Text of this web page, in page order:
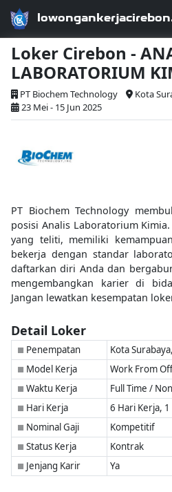
Loker Cirebon -
LABORATORIUM
PT Biochem Technology
Kota
23 Mei - 15 Jun 2025
PT Biochem Technology
posisi Analis Laboratorium
yang teliti, memiliki
bekerja dengan standar
daftarkan diri Anda dan
mengembangkan karier di
Jangan lewatkan kesempatan
Detail Loker
■ Penempatan Kota
■ Model Kerja Work From
■ Waktu Kerja Full Time /
■ Hari Kerja 6 Hari Kerja,
■ Nominal Gaji Kompetitif
■ Status Kerja Kontrak
■ Jenjang Karir Ya